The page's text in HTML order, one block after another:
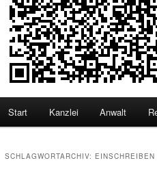
Start Kanzlei Anwalt
SCHLAGWORTARCHIV: EINSCHREIBEN